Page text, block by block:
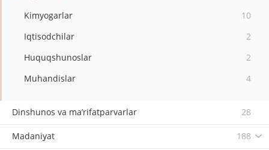
Kimyogarlar
10
Iqtisodchilar
2
Huquqshunoslar
2
Muhandislar
4
Dinshunos va ma’rifatparvarlar 28
Madaniyat 188